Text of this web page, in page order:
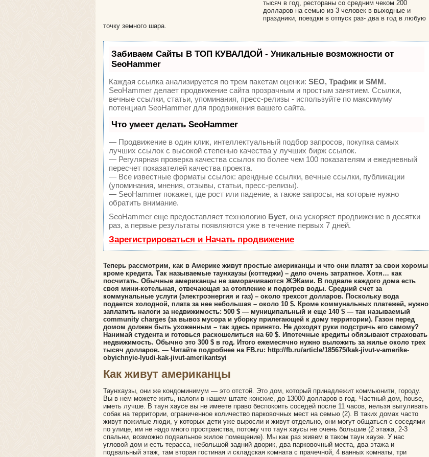
тысяч в год, рестораны со средним чеком 200
долларов на семью из 3 человек в выходные и
праздники, поездки в отпуск раз- два в год в любую
точку земного шара.
Забиваем Сайты В ТОП КУВАЛДОЙ - Уникальные возможности от
SeoHammer
Каждая ссылка анализируется по трем пакетам оценки: SEO, Трафик и SMM.
SeoHammer делает продвижение сайта прозрачным и простым занятием. Ссылки,
вечные ссылки, статьи, упоминания, пресс-релизы - используйте по максимуму
потенциал SeoHammer для продвижения вашего сайта.
Что умеет делать SeoHammer
— Продвижение в один клик, интеллектуальный подбор запросов, покупка самых
лучших ссылок с высокой степенью качества у лучших бирж ссылок.
— Регулярная проверка качества ссылок по более чем 100 показателям и ежедневный
пересчет показателей качества проекта.
— Все известные форматы ссылок: арендные ссылки, вечные ссылки, публикации
(упоминания, мнения, отзывы, статьи, пресс-релизы).
— SeoHammer покажет, где рост или падение, а также запросы, на которые нужно
обратить внимание.
SeoHammer еще предоставляет технологию Буст, она ускоряет продвижение в десятки
раз, а первые результаты появляются уже в течение первых 7 дней.
Зарегистрироваться и Начать продвижение
Теперь рассмотрим, как в Америке живут простые американцы и что они платят за свои хоромы
кроме кредита. Так называемые таунхаузы (коттеджи) – дело очень затратное. Хотя… как
посчитать. Обычные американцы не заморачиваются ЖЭКами. В подвале каждого дома есть
своя мини-котельная, отвечающая за отопление и подогрев воды. Средний счет за
коммунальные услуги (электроэнергия и газ) – около трехсот долларов. Поскольку вода
подается холодной, плата за нее небольшая – около 10 $. Кроме коммунальных платежей, нужно
заплатить налоги за недвижимость: 500 $ — муниципальный и еще 140 $ — так называемый
community charges (за вывоз мусора и уборку прилегающей к дому территории). Газон перед
домом должен быть ухоженным – так здесь принято. Не доходят руки подстричь его самому?
Нанимай студента и готовься раскошелиться на 60 $. Ипотечные кредиты обязывают страховать
недвижимость. Обычно это 300 $ в год. Итого ежемесячно нужно выложить за жилье около трех
тысяч долларов. — Читайте подробнее на FB.ru: http://fb.ru/article/185675/kak-jivut-v-amerike-
obyichnyie-lyudi-kak-jivut-amerikantsyi
Как живут американцы
Таунхаузы, они же кондоминимум — это отстой. Это дом, который принадлежит коммьюнити, городу.
Вы в нем можете жить, налоги в нашем штате конские, до 13000 долларов в год. Частный дом, house,
иметь лучше. В таун хаусе вы не имеете право беспокоить соседей после 11 часов, нельзя выгуливать
собак на территории, ограниченное количество парковочных мест на семью (2). В таких домах часто
живут пожилые люди, у которых дети уже выросли и живут отдельно, они могут общаться с соседями
по улице, им не надо много пространства, потому что таун хаусы не очень большие (2 этажа, 2-3
спальни, возможно подвальное жилое помещение). Мы как раз живем в таком таун хаузе. У нас
угловой дом и есть терасса, небольшой задний дворик, два парковочный места, два этажа и
подвальный этаж, там вторая гостиная и складская комната с прачечной, 4 ванных комнаты, три